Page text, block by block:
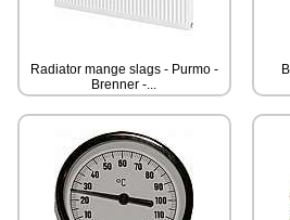
Radiator mange slags - Purmo -
Brenner -...